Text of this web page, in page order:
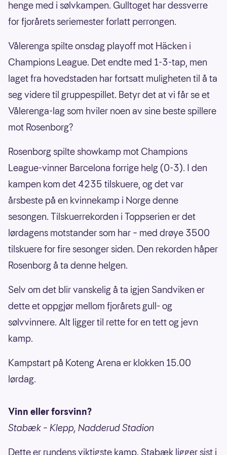
henge med i sølvkampen. Gulltoget har dessverre
for fjorårets seriemester forlatt perrongen.
Vålerenga spilte onsdag playoff mot Häcken i
Champions League. Det endte med 1-3-tap, men
laget fra hovedstaden har fortsatt muligheten til å ta
seg videre til gruppespillet. Betyr det at vi får se et
Vålerenga-lag som hviler noen av sine beste spillere
mot Rosenborg?
Rosenborg spilte showkamp mot Champions
League-vinner Barcelona forrige helg (0-3). I den
kampen kom det 4235 tilskuere, og det var
årsbeste på en kvinnekamp i Norge denne
sesongen. Tilskuerrekorden i Toppserien er det
lørdagens motstander som har – med drøye 3500
tilskuere for fire sesonger siden. Den rekorden håper
Rosenborg å ta denne helgen.
Selv om det blir vanskelig å ta igjen Sandviken er
dette et oppgjør mellom fjorårets gull- og
sølvvinnere. Alt ligger til rette for en tett og jevn
kamp.
Kampstart på Koteng Arena er klokken 15.00
lørdag.
Vinn eller forsvinn?
Stabæk – Klepp, Nadderud Stadion
Dette er rundens viktigste kamp. Stabæk ligger sist i